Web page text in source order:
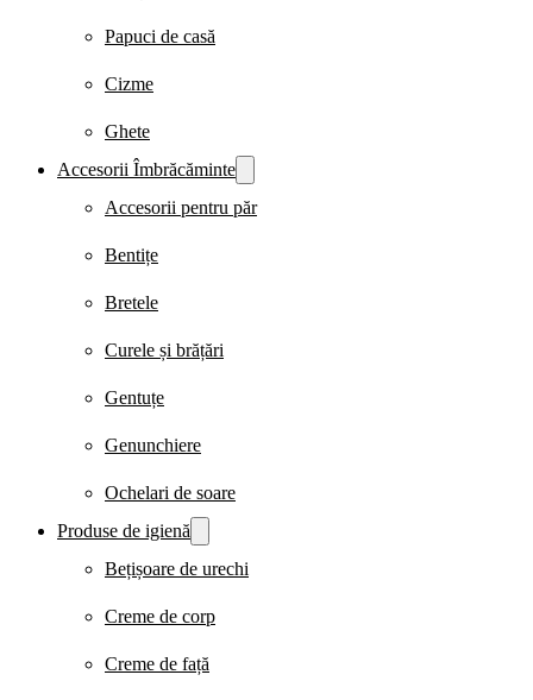
Papuci de casă
Cizme
Ghete
Accesorii Îmbrăcăminte
Accesorii pentru păr
Bentițe
Bretele
Curele și brățări
Gentuțe
Genunchiere
Ochelari de soare
Produse de igienă
Bețișoare de urechi
Creme de corp
Creme de față